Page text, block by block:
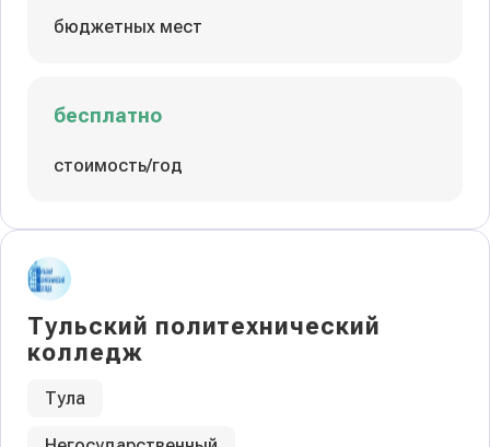
бюджетных мест
бесплатно
стоимость/год
Тульский политехнический
колледж
Тула